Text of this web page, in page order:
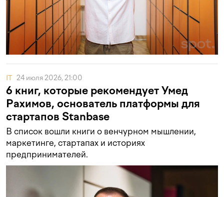
IT 24 июля 2026, 21:00
6 книг, которые рекомендует Умед
Рахимов, основатель платформы для
стартапов Stanbase
В список вошли книги о венчурном мышлении,
маркетинге, стартапах и историях
предпринимателей.